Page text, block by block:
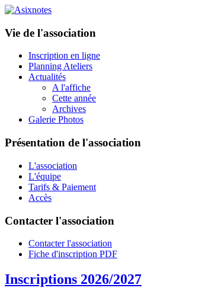
Vie de l'association
Inscription en ligne
Planning Ateliers
Actualités
A l'affiche
Cette année
Archives
Galerie Photos
Présentation de l'association
L'association
L'équipe
Tarifs & Paiement
Accès
Contacter l'association
Contacter l'association
Fiche d'inscription PDF
Inscriptions 2026/2027